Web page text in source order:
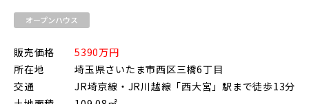
東武スカイツリーライン
オープンハウス
販売価格
5390万円
所在地
埼玉県さいたま市西区三橋6丁目
交通
JR埼京線・JR川越線「西大宮」駅まで徒歩13分